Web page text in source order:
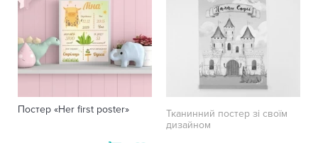
Постер «Her first poster»
Тканинний постер зі своїм
дизайном